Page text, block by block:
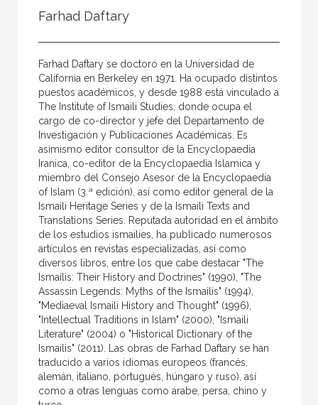
Coordinador
Editor
Editora
Escritor
Escritora
Ilustrador
Prologuista
Traductor
Traductora
Farhad Daftary
Farhad Daftary se doctoró en la Universidad de
California en Berkeley en 1971. Ha ocupado distintos
puestos académicos, y desde 1988 está vinculado a
The Institute of Ismaili Studies, donde ocupa el
cargo de co-director y jefe del Departamento de
Investigación y Publicaciones Académicas. Es
asimismo editor consultor de la Encyclopaedia
Iranica, co-editor de la Encyclopaedia Islamica y
miembro del Consejo Asesor de la Encyclopaedia
of Islam (3.ª edición), así como editor general de la
Ismaili Heritage Series y de la Ismaili Texts and
Translations Series. Reputada autoridad en el ámbito
de los estudios ismailíes, ha publicado numerosos
artículos en revistas especializadas, así como
diversos libros, entre los que cabe destacar "The
Ismailis: Their History and Doctrines" (1990), "The
Assassin Legends: Myths of the Ismailis" (1994),
"Mediaeval Ismaili History and Thought" (1996),
"Intellectual Traditions in Islam" (2000), "Ismaili
Literature" (2004) o "Historical Dictionary of the
Ismailis" (2011). Las obras de Farhad Daftary se han
traducido a varios idiomas europeos (francés,
alemán, italiano, portugués, húngaro y ruso), así
como a otras lenguas como árabe, persa, chino y